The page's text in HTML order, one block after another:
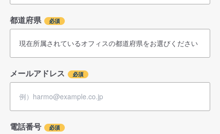
都道府県
メールアドレス
電話番号